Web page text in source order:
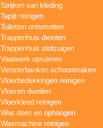
Strijken van kleding
Tapijt reinigen
Toiletten ontsmetten
Trappenhuis dweilen
Trappenhuis stofzuigen
Vaatwerk opruimen
Vensterbanken schoonmaken
Vloerbedekkingen reinigen
Vloeren dweilen
Vloerkleed reinigen
Was doen en ophangen
Wasmachine reinigen